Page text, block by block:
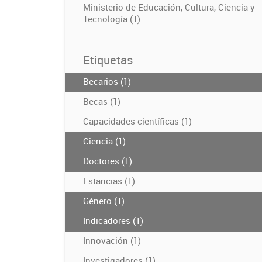
Ministerio de Educación, Cultura, Ciencia y
Tecnología (1)
Etiquetas
Becarios (1)
Becas (1)
Capacidades científicas (1)
Ciencia (1)
Doctores (1)
Estancias (1)
Género (1)
Indicadores (1)
Innovación (1)